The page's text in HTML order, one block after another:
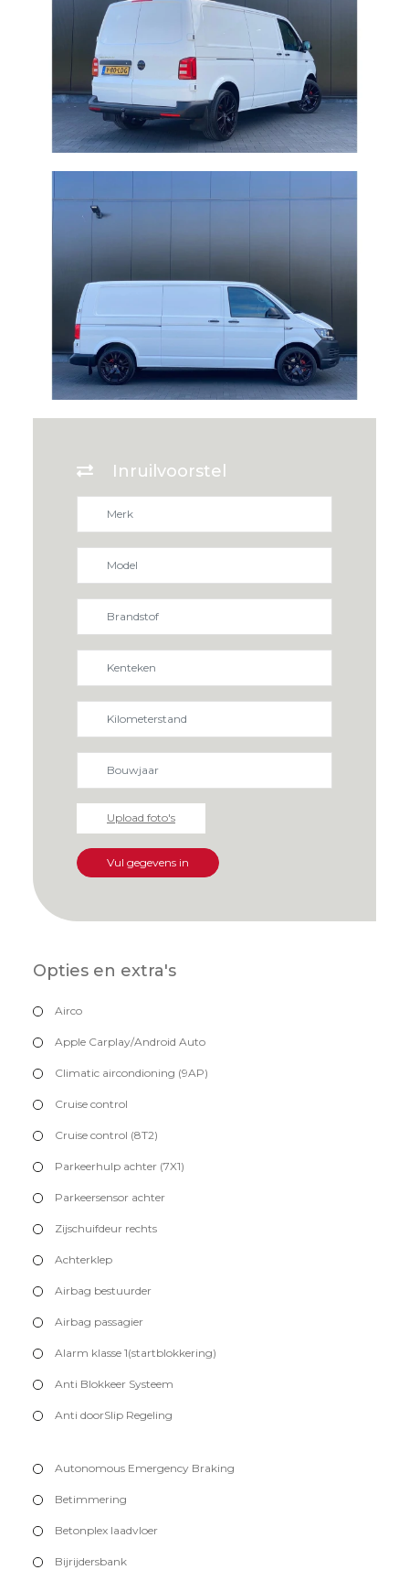
Inruilvoorstel
Upload foto's
Vul gegevens in
Opties en extra's
Airco
Apple Carplay/Android Auto
Climatic aircondioning (9AP)
Cruise control
Cruise control (8T2)
Parkeerhulp achter (7X1)
Parkeersensor achter
Zijschuifdeur rechts
Achterklep
Airbag bestuurder
Airbag passagier
Alarm klasse 1(startblokkering)
Anti Blokkeer Systeem
Anti doorSlip Regeling
Autonomous Emergency Braking
Betimmering
Betonplex laadvloer
Bijrijdersbank